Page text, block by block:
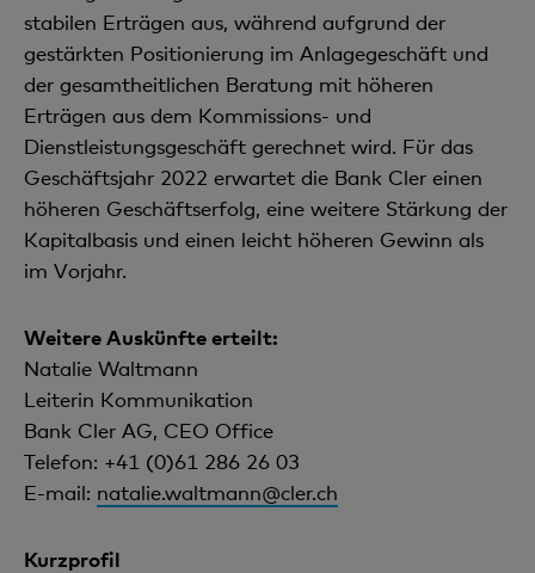
stabilen Erträgen aus, während aufgrund der
gestärkten Positionierung im Anlagegeschäft und
der gesamtheitlichen Beratung mit höheren
Erträgen aus dem Kommissions- und
Dienstleistungsgeschäft gerechnet wird. Für das
Geschäftsjahr 2022 erwartet die Bank Cler einen
höheren Geschäftserfolg, eine weitere Stärkung der
Kapitalbasis und einen leicht höheren Gewinn als
im Vorjahr.
Weitere Auskünfte erteilt:
Natalie Waltmann
Leiterin Kommunikation
Bank Cler AG, CEO Office
Telefon: +41 (0)61 286 26 03
E-mail: natalie.waltmann@cler.ch
Kurzprofil